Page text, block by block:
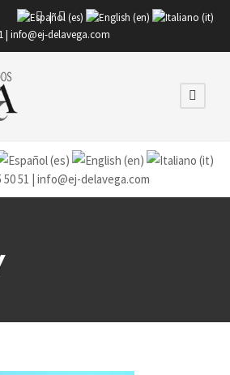
|
| info@ej-delavega.com
51 | info@ej-delavega.com